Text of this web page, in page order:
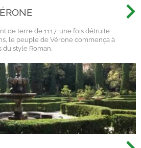
de terre de 1117, une fois détruite
le peuple de Vérone commença à
style Roman.